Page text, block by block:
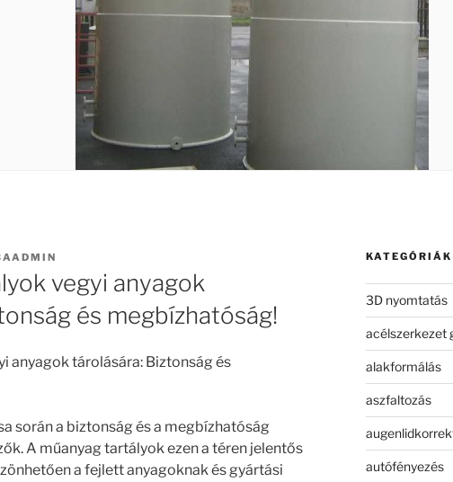
vegyi anyagok
és megbízhatóság!
anyagok tárolására: Biztonság és
során a biztonság és a megbízhatóság
A műanyag tartályok ezen a téren jelentős
a fejlett anyagoknak és gyártási
KATEGÓRIÁK
3D nyomtatás
acélszerkezet
alakformálás
aszfaltozás
autófényezés